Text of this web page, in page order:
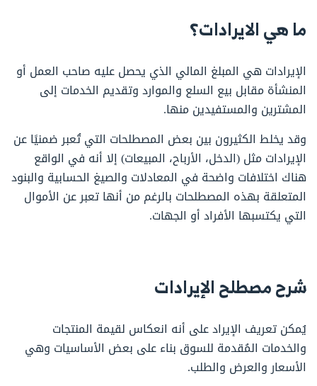
ما هي الايرادات؟
الإيرادات هي المبلغ المالي الذي يحصل عليه صاحب العمل أو
المنشأة مقابل بيع السلع والموارد وتقديم الخدمات إلى
المشترين والمستفيدين منها.
وقد يخلط الكثيرون بين بعض المصطلحات التي تُعبر ضمنيًا عن
الإيرادات مثل (الدخل، الأرباح، المبيعات) إلا أنه في الواقع
هناك اختلافات واضحة في المعادلات والصيغ الحسابية والبنود
المتعلقة بهذه المصطلحات بالرغم من أنها تعبر عن الأموال
التي يكتسبها الأفراد أو الجهات.
شرح مصطلح الإيرادات
يُمكن تعريف الإيراد على أنه انعكاس لقيمة المنتجات
والخدمات المُقدمة للسوق بناء على بعض الأساسيات وهي
الأسعار والعرض والطلب.